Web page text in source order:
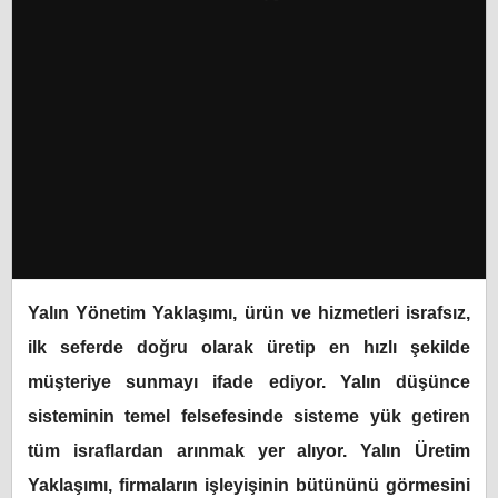
Yalın Yönetim Yaklaşımı, ürün ve hizmetleri israfsız,
ilk seferde doğru olarak üretip en hızlı şekilde
müşteriye sunmayı ifade ediyor. Yalın düşünce
sisteminin temel felsefesinde sisteme yük getiren
tüm israflardan arınmak yer alıyor. Yalın Üretim
Yaklaşımı, firmaların işleyişinin bütününü görmesini